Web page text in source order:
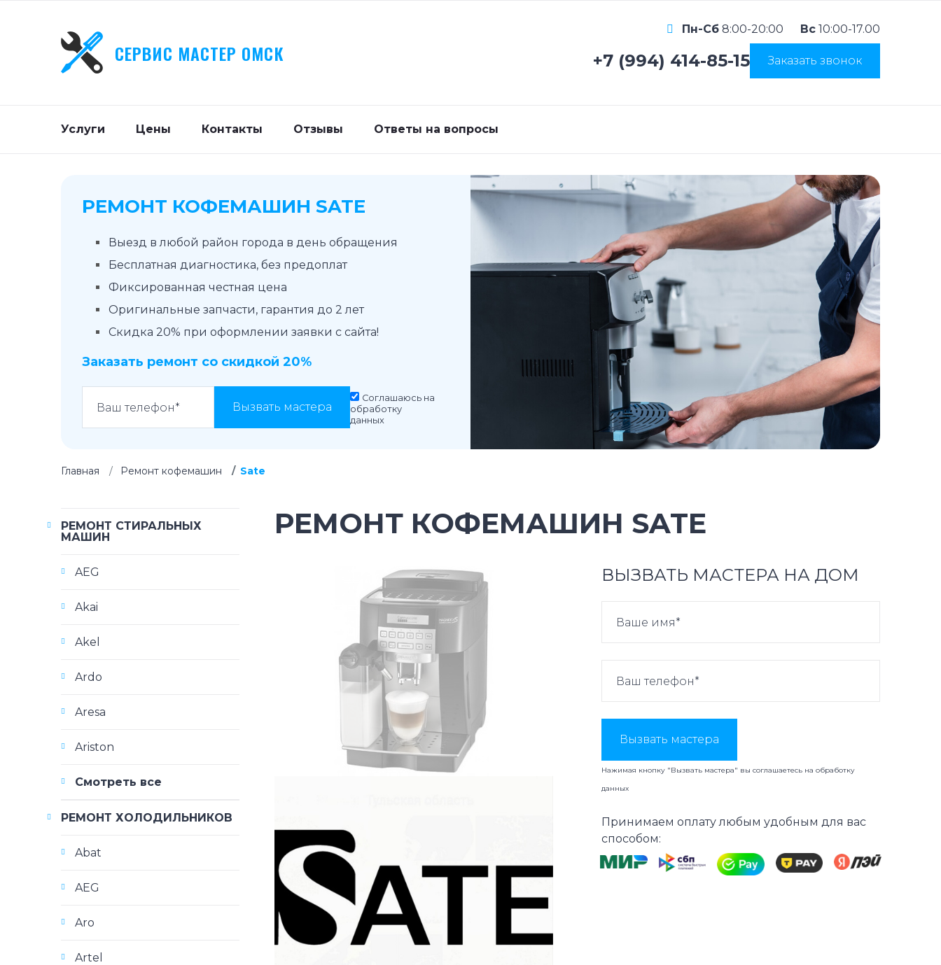
СЕРВИС МАСТЕР ОМСК
Пн-Сб 8:00-20:00 Вс 10:00-17.00
+7 (994) 414-85-15 Заказать звонок
Услуги Цены Контакты Отзывы Ответы на вопросы
РЕМОНТ КОФЕМАШИН SATE
Выезд в любой район города в день обращения
Бесплатная диагностика, без предоплат
Фиксированная честная цена
Оригинальные запчасти, гарантия до 2 лет
Скидка 20% при оформлении заявки с сайта!
Заказать ремонт со скидкой 20%
Вызвать мастера
Соглашаюсь на
обработку
данных
Главная Ремонт кофемашин Sate
РЕМОНТ КОФЕМАШИН SATE
ВЫЗВАТЬ МАСТЕРА НА ДОМ
Вызвать мастера
Нажимая кнопку "Вызвать мастера" вы соглашаетесь наобработку
данных
Принимаем оплату любым удобным для вас
способом:
РЕМОНТ СТИРАЛЬНЫХ
МАШИН
AEG
Akai
Akel
Ardo
Aresa
Ariston
Смотреть все
РЕМОНТ ХОЛОДИЛЬНИКОВ
Abat
AEG
Aro
Artel